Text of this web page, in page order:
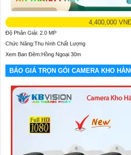
4,400,000
Độ Phân Giải: 2.0 MP
Chức Năng:Thu hình Chất Lượng
Xem Ban Đêm:Hồng Ngoại 30m
BÁO GIÁ TRỌN GÓI CAMERA KHO